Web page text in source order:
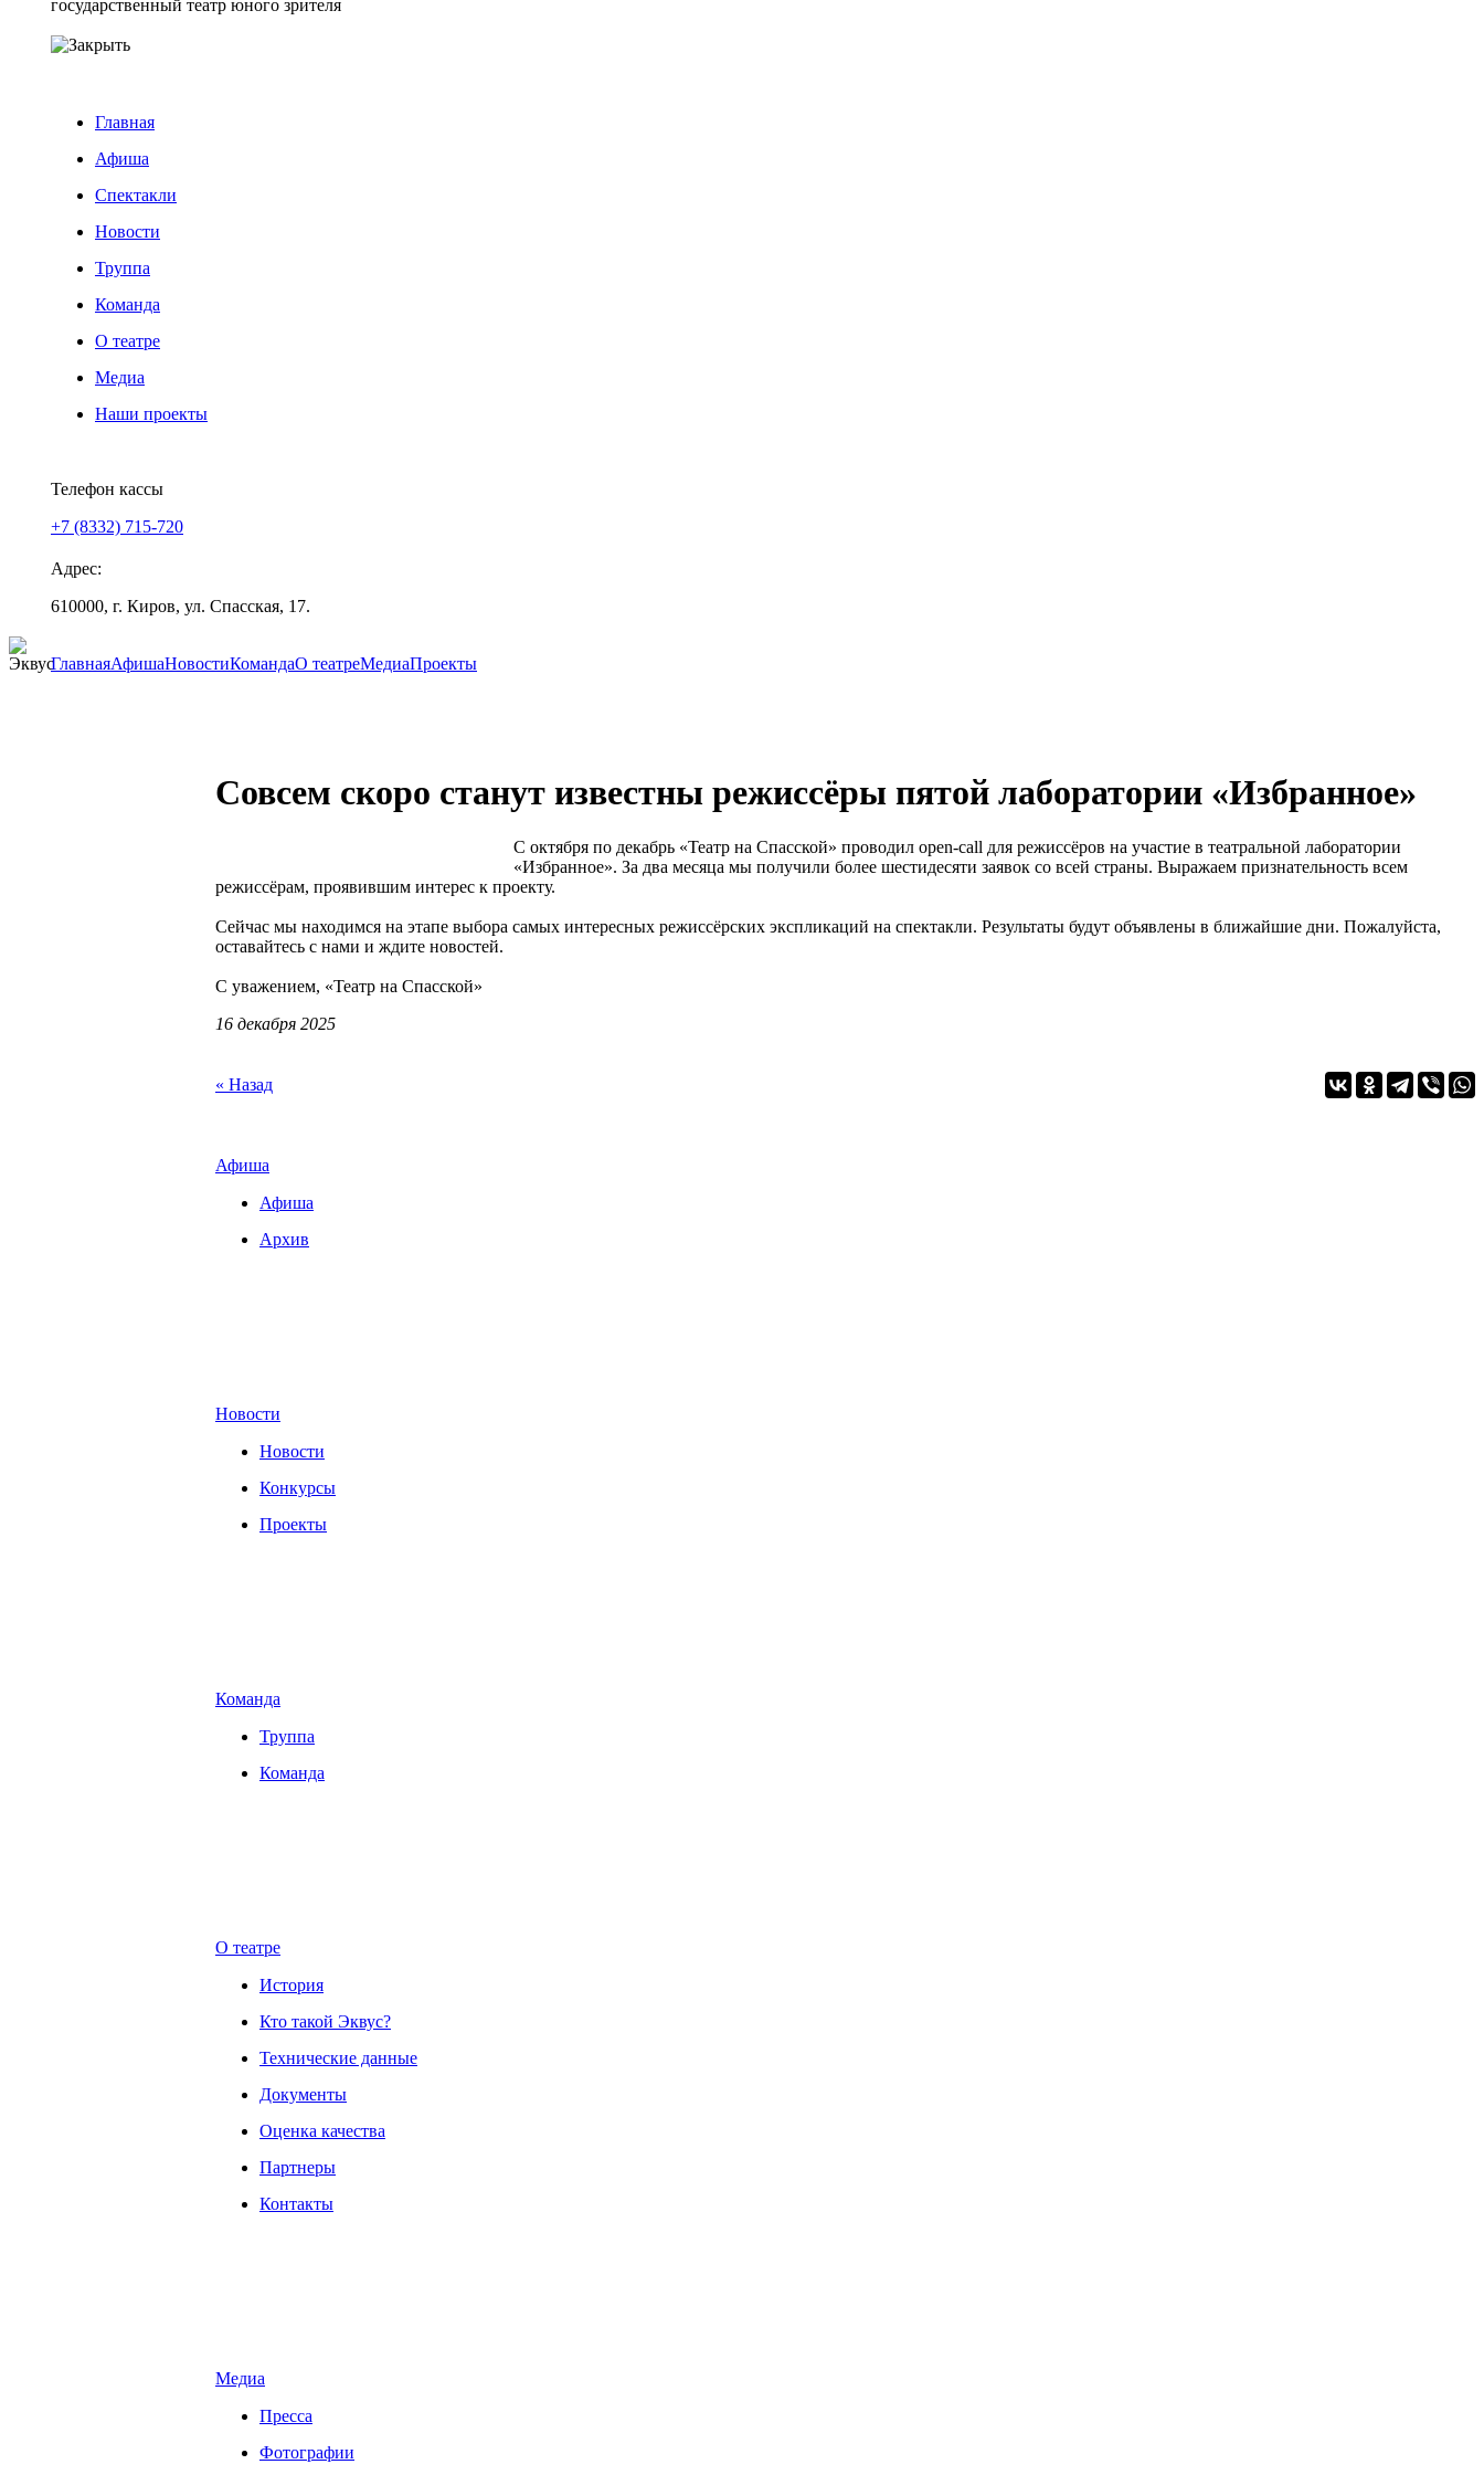
Главная
Афиша
Спектакли
Новости
Труппа
Команда
О театре
Медиа
Наши проекты
Телефон кассы
+7 (8332) 715-720
Адрес:
610000, г. Киров, ул. Спасская, 17.
ГлавнаяАфишаНовостиКомандаО театреМедиаПроекты
Совсем скоро станут известны режиссёры пятой лаборатории «Избранное»
С октября по декабрь «Театр на Спасской» проводил open-call для режиссёров на участие в театральной лаборатории
«Избранное». За два месяца мы получили более шестидесяти заявок со всей страны. Выражаем признательность всем
режиссёрам, проявившим интерес к проекту.
Сейчас мы находимся на этапе выбора самых интересных режиссёрских экспликаций на спектакли. Результаты будут объявлены в ближайшие дни. Пожалуйста,
оставайтесь с нами и ждите новостей.
С уважением, «Театр на Спасской»
16 декабря 2025
« Назад
Афиша
Афиша
Архив
Новости
Новости
Конкурсы
Проекты
Команда
Труппа
Команда
О театре
История
Кто такой Эквус?
Технические данные
Документы
Оценка качества
Партнеры
Контакты
Медиа
Пресса
Фотографии